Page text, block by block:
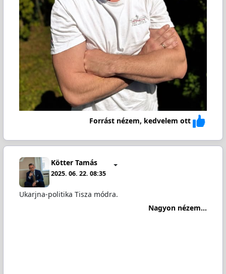
Forrást nézem, kedvelem ott
Kötter Tamás
2025. 06. 22. 08:35
Ukarjna-politika Tisza módra.
Nagyon nézem...